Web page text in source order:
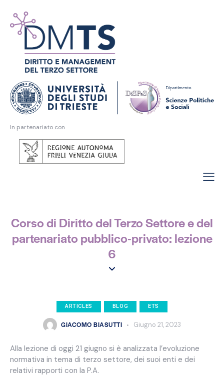
In partenariato con
Corso di Diritto del Terzo Settore e del
partenariato pubblico-privato: lezione
6
ARTICLES BLOG ETS
GIACOMO BIASUTTI Giugno 21, 2023
Alla lezione di oggi 21 giugno si è analizzata l’evoluzione
normativa in tema di terzo settore, dei suoi enti e dei
relativi rapporti con la P.A.